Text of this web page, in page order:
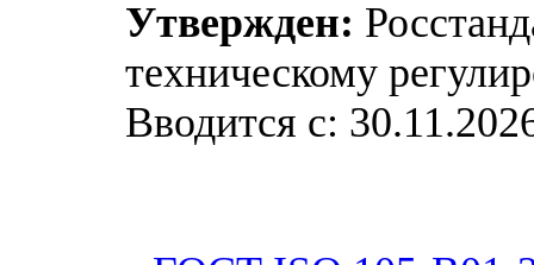
Утвержден:
техническому
Вводится с: